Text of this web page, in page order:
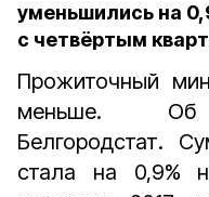
уменьшились на
с четвёртым
Прожиточный
меньше.
Белгородстат.
стала на 0,9%